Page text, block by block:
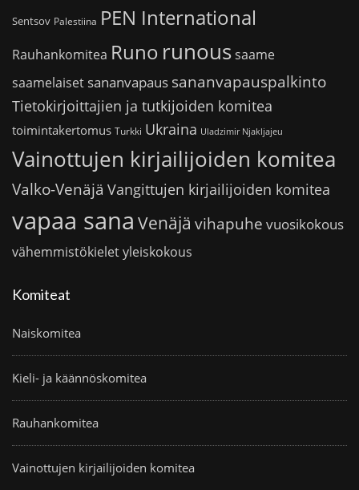
Sentsov Palestiina PEN International
Rauhankomitea Runo runoussaame
saamelaiset sananvapaus sananvapauspalkinto
Tietokirjoittajien ja tutkijoiden komitea
toimintakertomus Turkki Ukraina Uladzimir Njakljajeu
Vainottujen kirjailijoiden komitea
Valko-Venäjä Vangittujen kirjailijoiden komitea
vapaa sana Venäjä vihapuhe vuosikokous
vähemmistökieletyleiskokous
Komiteat
Naiskomitea
Kieli- ja käännöskomitea
Rauhankomitea
Vainottujen kirjailijoiden komitea